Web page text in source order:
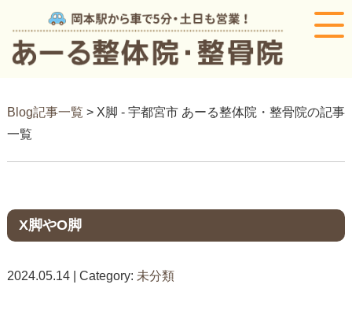
Blog記事一覧 > X脚 - 宇都宮市 あーる整体院・整骨院の記事
一覧
X脚やO脚
2024.05.14 | Category: 未分類